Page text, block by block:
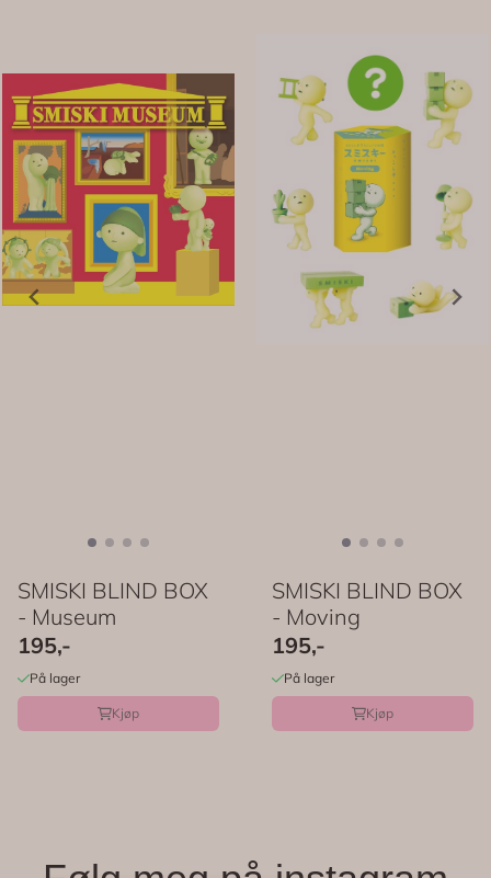
SMISKI BLIND BOX
- Museum
195,-
På lager
Kjøp
SMISKI BLIND BOX
- Moving
195,-
På lager
Kjøp